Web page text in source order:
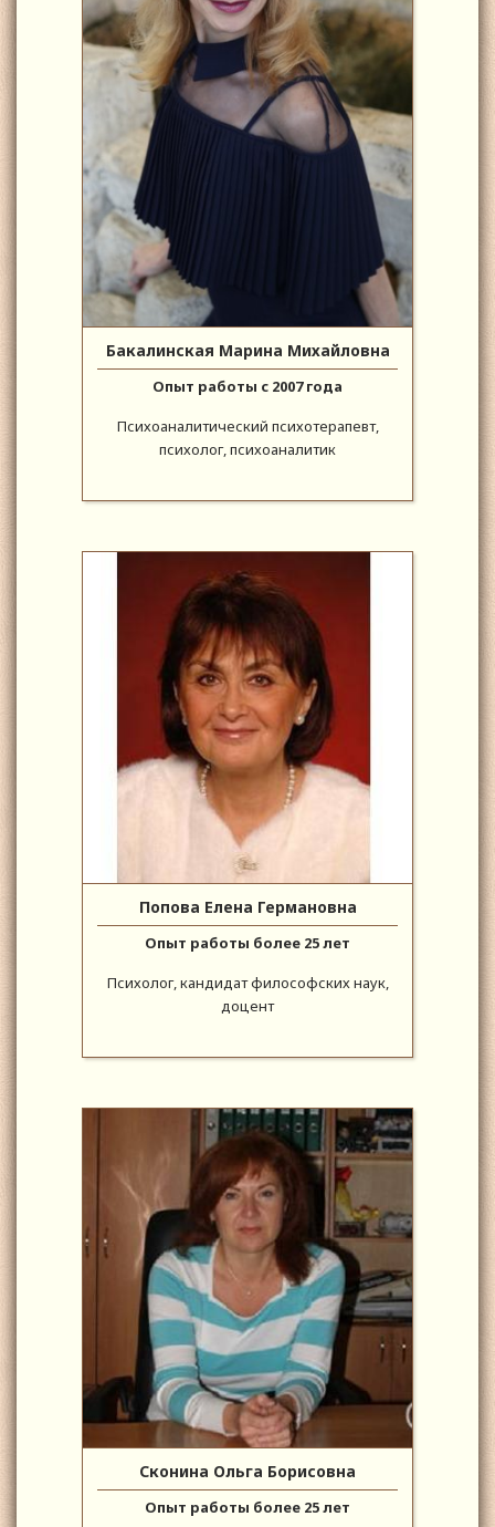
Бакалинская Марина Михайловна
Опыт работы с 2007 года
Психоаналитический психотерапевт,
психолог, психоаналитик
Попова Елена Германовна
Опыт работы более 25 лет
Психолог, кандидат философских наук,
доцент
Сконина Ольга Борисовна
Опыт работы более 25 лет